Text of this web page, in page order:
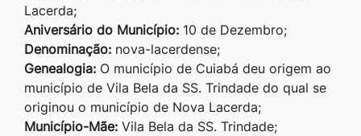
Lacerda;
Aniversário do Município: 10 de Dezembro;
Denominação: nova-lacerdense;
Genealogia: O município de Cuiabá deu origem ao
município de Vila Bela da SS. Trindade do qual se
originou o município de Nova Lacerda;
Município-Mãe: Vila Bela da SS. Trindade;